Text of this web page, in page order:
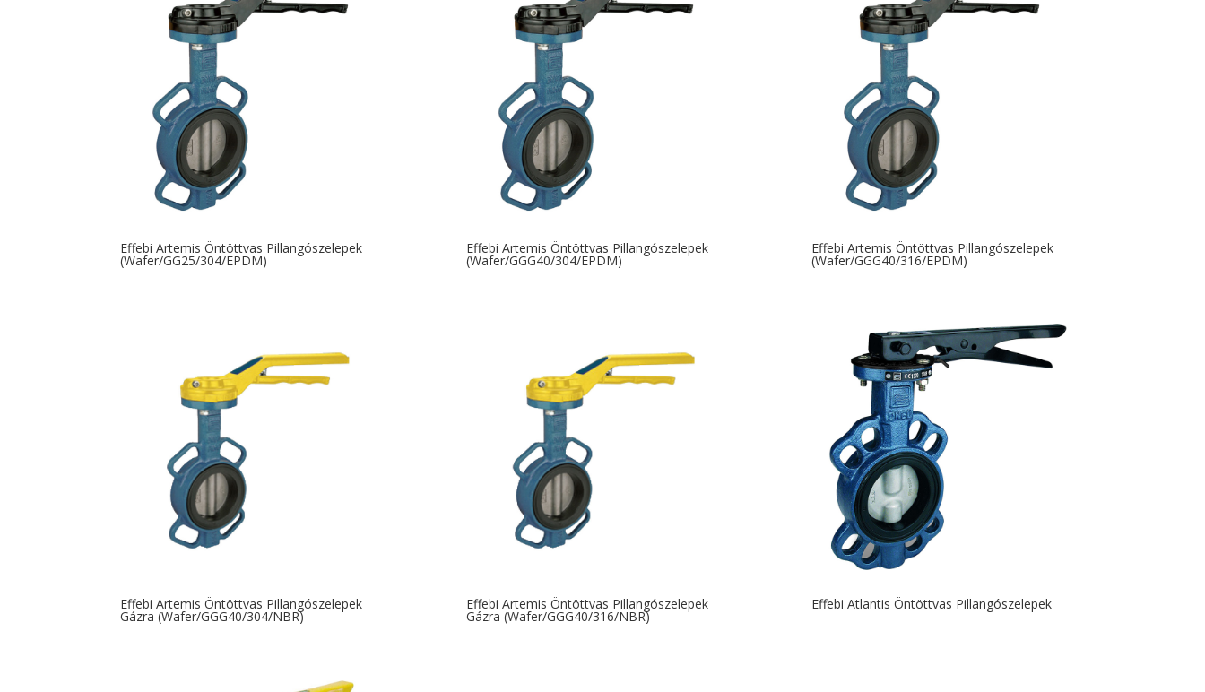
Effebi Artemis Öntöttvas Pillangószelepek
(Wafer/GG25/304/EPDM)
Effebi Artemis Öntöttvas Pillangószelepek
(Wafer/GGG40/304/EPDM)
Effebi Artemis Öntöttvas Pillangószelepek
(Wafer/GGG40/316/EPDM)
Effebi Artemis Öntöttvas Pillangószelepek
Gázra (Wafer/GGG40/304/NBR)
Effebi Artemis Öntöttvas Pillangószelepek
Gázra (Wafer/GGG40/316/NBR)
Effebi Atlantis Öntöttvas Pillangószelepek